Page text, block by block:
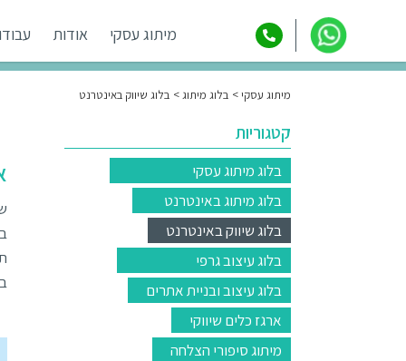
מיתוג עסקי אודות
מיתוג עסקי בלוג מיתוג בלוג שיווק באינטרנט
קטגוריות
בלוג מיתוג עסקי
בלוג מיתוג באינטרנט
בלוג שיווק באינטרנט
בלוג עיצוב גרפי
בלוג עיצוב ובניית אתרים
ארגז כלים שיווקי
מיתוג סיפורי הצלחה